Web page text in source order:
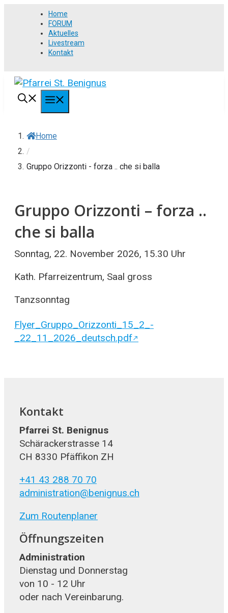
Home
FORUM
Aktuelles
Livestream
Kontakt
Home
/
Gruppo Orizzonti - forza .. che si balla
Gruppo Orizzonti – forza ..
che si balla
Sonntag, 22. November 2026, 15.30 Uhr
Kath. Pfarreizentrum, Saal gross
Tanzsonntag
Flyer_Gruppo_Orizzonti_15_2_-
_22_11_2026_deutsch.pdf
Kontakt
Pfarrei St. Benignus
Schärackerstrasse 14
CH 8330 Pfäffikon ZH
+41 43 288 70 70
administration@benignus.ch
Zum Routenplaner
Öffnungszeiten
Administration
Dienstag und Donnerstag
von 10 - 12 Uhr
oder nach Vereinbarung.